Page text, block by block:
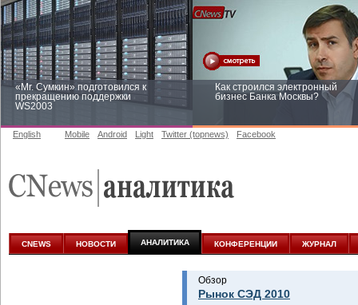
«Mr. Сумкин» подготовился к
прекращению поддержки
WS2003
Как строился электронный
бизнес Банка Москвы?
аналитике
English Mobile Android Light Twitter (topnews) Facebook
CNEWS НОВОСТИ АНАЛИТИКА КОНФЕРЕНЦИИ ЖУРНАЛ
Обзор
Рынок СЭД 2010